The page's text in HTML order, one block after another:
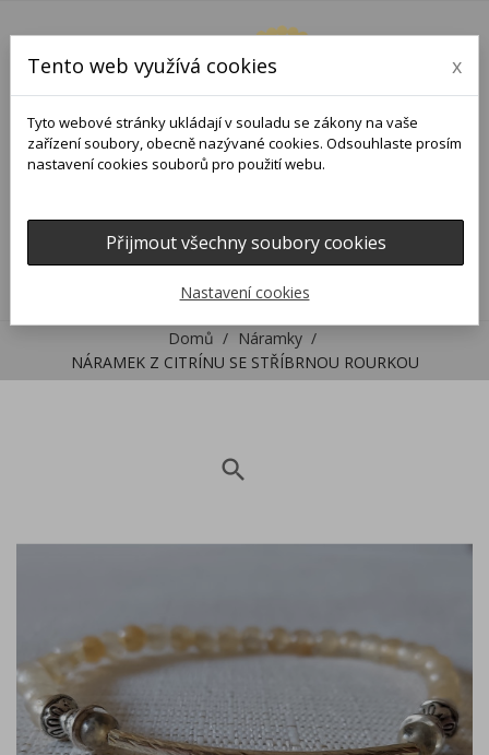
Domů
Náramky
NÁRAMEK Z CITRÍNU SE STŘÍBRNOU ROURKOU
search
Tento web využívá cookies x
Tyto webové stránky ukládají v souladu se zákony na vaše
zařízení soubory, obecně nazývané cookies. Odsouhlaste prosím
nastavení cookies souborů pro použití webu.
Přijmout všechny soubory cookies
Nastavení cookies